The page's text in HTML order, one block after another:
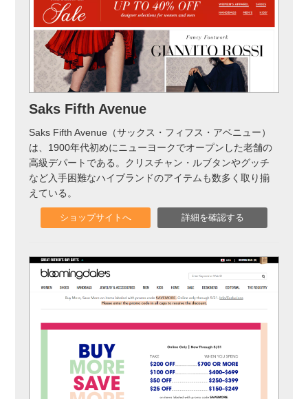
Saks Fifth Avenue
Saks Fifth Avenue（サックス・フィフス・アベニュー）
は、1900年代初めにニューヨークでオープンした老舗の
高級デパートである。クリスチャン・ルブタンやグッチ
など入手困難なハイブランドのアイテムも数多く取り揃
えている。
ショップサイトへ 詳細を確認する